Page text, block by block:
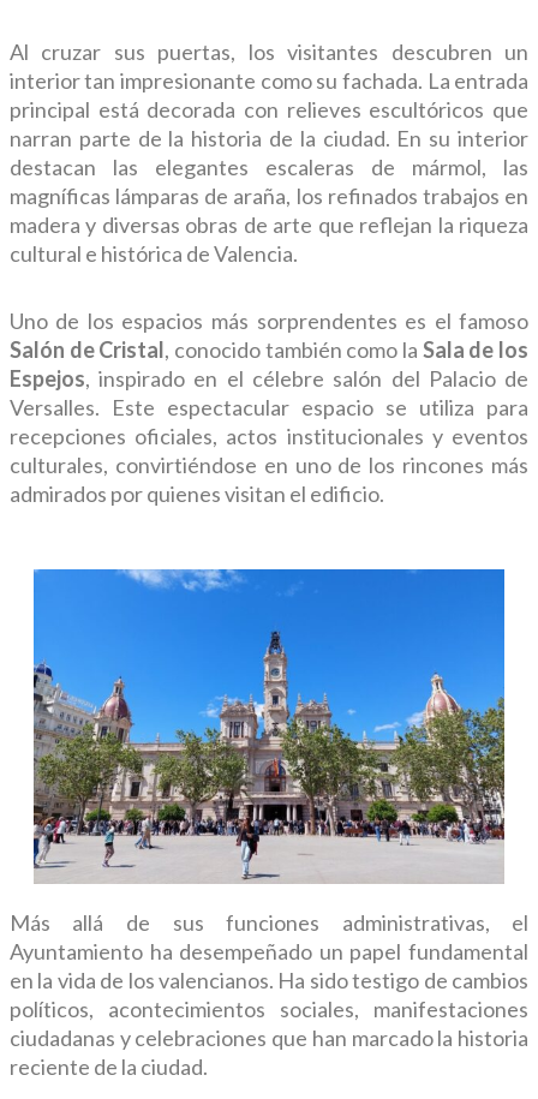
Al cruzar sus puertas, los visitantes descubren un
interior tan impresionante como su fachada. La entrada
principal está decorada con relieves escultóricos que
narran parte de la historia de la ciudad. En su interior
destacan las elegantes escaleras de mármol, las
magníficas lámparas de araña, los refinados trabajos en
madera y diversas obras de arte que reflejan la riqueza
cultural e histórica de Valencia.
Uno de los espacios más sorprendentes es el famoso
Salón de Cristal, conocido también como la Sala de los
Espejos, inspirado en el célebre salón del Palacio de
Versalles. Este espectacular espacio se utiliza para
recepciones oficiales, actos institucionales y eventos
culturales, convirtiéndose en uno de los rincones más
admirados por quienes visitan el edificio.
Más allá de sus funciones administrativas, el
Ayuntamiento ha desempeñado un papel fundamental
en la vida de los valencianos. Ha sido testigo de cambios
políticos, acontecimientos sociales, manifestaciones
ciudadanas y celebraciones que han marcado la historia
reciente de la ciudad.